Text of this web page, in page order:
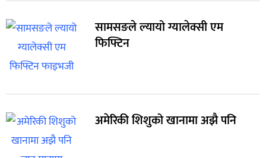
सामसङले ल्यायो ग्यालेक्सी एम
फिफ्टिन
अमेरिकी शिशुको खानामा अझै पनि